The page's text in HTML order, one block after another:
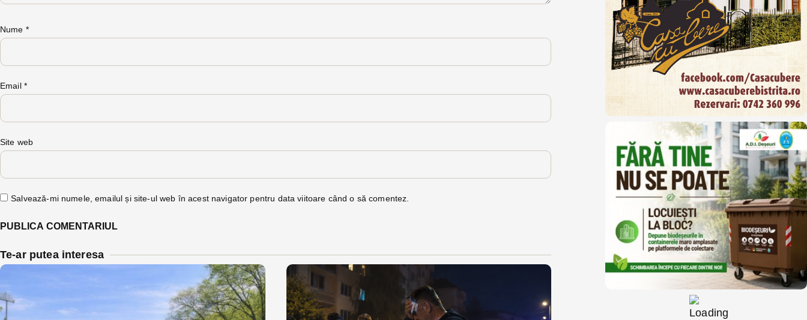
Nume *
Email *
Site web
Salvează-mi numele, emailul și site-ul web în acest navigator pentru data viitoare când o să comentez.
Te-ar putea interesa